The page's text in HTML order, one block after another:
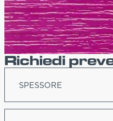
Richiedi
SPESSORE